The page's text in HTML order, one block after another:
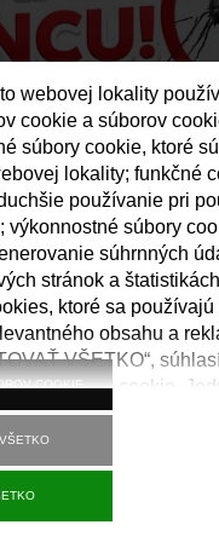
webovej lokality
cookie a súborov
súbory cookie, ktoré
lokality; funkčné
používanie pri
výkonnostné súbory
súhrnných
stránok a
ktoré sa používajú
obsahu a
VŠETKO“,
súborov cookie.
prijať a odmietnuť
kedykoľvek odvolať
COOKIE